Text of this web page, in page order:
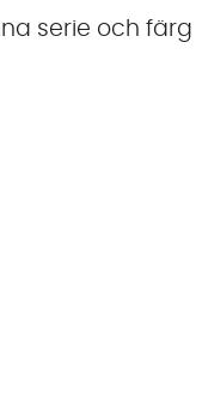
serie och färg
önskelista: TOKYO Matta